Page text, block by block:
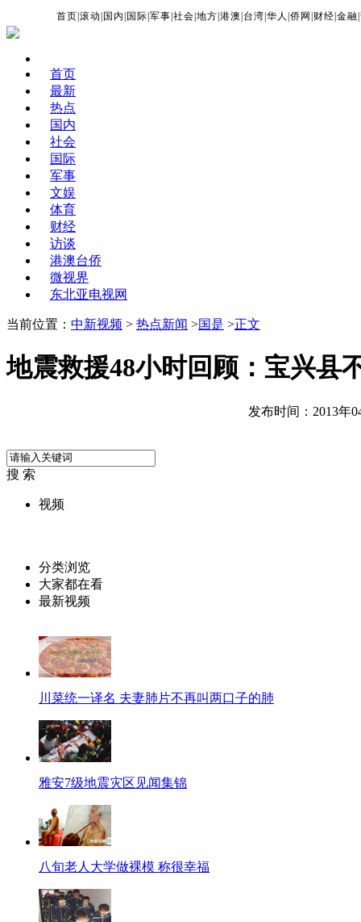
首页 |滚动 国内 国际 |军事 |社会 |地方 |港澳 台湾 |华人 |侨网 财经 |金融 |
首页
最新
热点
国内
社会
国际
军事
文娱
体育
财经
访谈
港澳台侨
微视界
东北亚电视网
当前位置： 中新视频 > 热点新闻 >国是 >正文
地震救援48小时回顾：宝兴县
发布时间：2013年
搜 索
视频
分类浏览
大家都在看
最新视频
川菜统一译名 夫妻肺片不再叫两口子的肺
雅安7级地震灾区见闻集锦
八旬老人大学做裸模 称很幸福